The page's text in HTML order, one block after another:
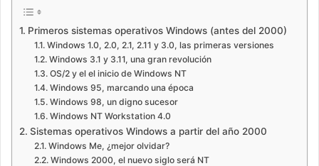
Primeros sistemas operativos Windows (antes del 2000)
Windows 1.0, 2.0, 2.1, 2.11 y 3.0, las primeras versiones
Windows 3.1 y 3.11, una gran revolución
OS/2 y el el inicio de Windows NT
Windows 95, marcando una época
Windows 98, un digno sucesor
Windows NT Workstation 4.0
Sistemas operativos Windows a partir del año 2000
Windows Me, ¿mejor olvidar?
Windows 2000, el nuevo siglo será NT